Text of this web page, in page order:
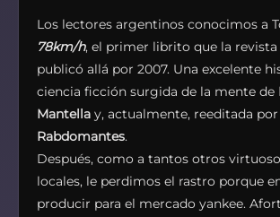
Los lectores argentinos conocimos a
78km/h, el primer librito que la revista
publicó allá por 2007. Una excelente
ciencia ficción surgida de la mente de
Mantella y, actualmente, reeditada por
Rabdomantes.
Después, como a tantos otros
locales, le perdimos el rastro porque
producir para el mercado yankee.